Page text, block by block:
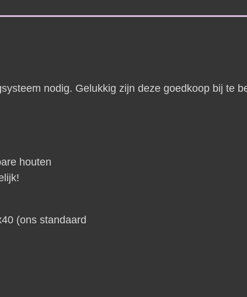
nodig. Gelukkig zijn deze goedkoop bij te
houten
(ons standaard